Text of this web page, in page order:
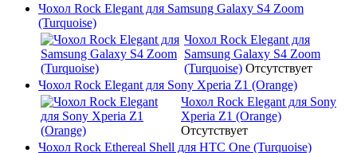
Чохол Rock Elegant для Samsung Galaxy S4 Zoom
(Turquoise)
Чохол Rock Elegant для
Samsung Galaxy S4 Zoom
(Turquoise) Отсутствует
Чохол Rock Elegant для Sony Xperia Z1 (Orange)
Чохол Rock Elegant для Sony
Xperia Z1 (Orange)
Отсутствует
Чохол Rock Ethereal Shell для HTC One (Turquoise)